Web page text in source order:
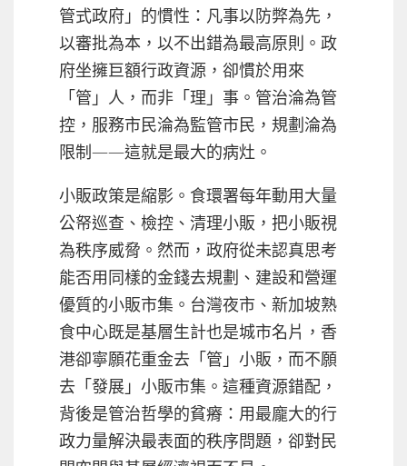
管式政府」的慣性：凡事以防弊為先，
以審批為本，以不出錯為最高原則。政
府坐擁巨額行政資源，卻慣於用來
「管」人，而非「理」事。管治淪為管
控，服務市民淪為監管市民，規劃淪為
限制——這就是最大的病灶。
小販政策是縮影。食環署每年動用大量
公帑巡查、檢控、清理小販，把小販視
為秩序威脅。然而，政府從未認真思考
能否用同樣的金錢去規劃、建設和營運
優質的小販市集。台灣夜市、新加坡熟
食中心既是基層生計也是城市名片，香
港卻寧願花重金去「管」小販，而不願
去「發展」小販市集。這種資源錯配，
背後是管治哲學的貧瘠：用最龐大的行
政力量解決最表面的秩序問題，卻對民